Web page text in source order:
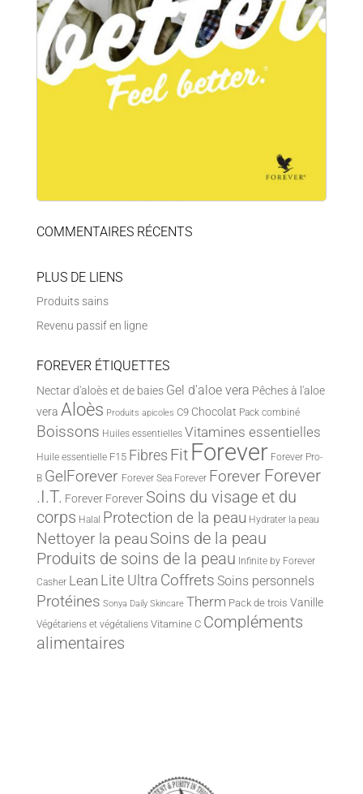
COMMENTAIRES RÉCENTS
PLUS DE LIENS
Produits sains
Revenu passif en ligne
FOREVER ÉTIQUETTES
Nectar d'aloès et de baies Gel d'aloe vera Pêches à l'aloe
vera Aloès Produits apicoles C9 Chocolat Pack combiné
Boissons Huiles essentielles Vitamines essentielles
Huile essentielle F15 Fibres Fit Forever Forever Pro-
B GelForever Forever Sea Forever Forever Forever
.I.T. Forever Forever Soins du visage et du
corps Halal Protection de la peau Hydrater la peau
Nettoyer la peau Soins de la peau
Produits de soins de la peau Infinite by Forever
Casher Lean Lite Ultra Coffrets Soins personnels
Protéines Sonya Daily Skincare Therm Pack de trois Vanille
Végétariens et végétaliens Vitamine C Compléments
alimentaires